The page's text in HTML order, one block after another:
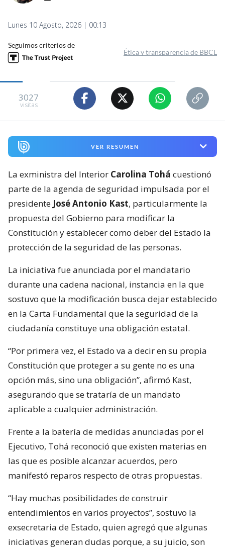
Lunes 10 Agosto, 2026 | 00:13
Seguimos criterios de
Ética y transparencia de BBCL
3027
visitas
VER RESUMEN
La exministra del Interior Carolina Tohá cuestionó
parte de la agenda de seguridad impulsada por el
presidente José Antonio Kast, particularmente la
propuesta del Gobierno para modificar la
Constitución y establecer como deber del Estado la
protección de la seguridad de las personas.
La iniciativa fue anunciada por el mandatario
durante una cadena nacional, instancia en la que
sostuvo que la modificación busca dejar establecido
en la Carta Fundamental que la seguridad de la
ciudadanía constituye una obligación estatal.
“Por primera vez, el Estado va a decir en su propia
Constitución que proteger a su gente no es una
opción más, sino una obligación”, afirmó Kast,
asegurando que se trataría de un mandato
aplicable a cualquier administración.
Frente a la batería de medidas anunciadas por el
Ejecutivo, Tohá reconoció que existen materias en
las que es posible alcanzar acuerdos, pero
manifestó reparos respecto de otras propuestas.
“Hay muchas posibilidades de construir
entendimientos en varios proyectos”, sostuvo la
exsecretaria de Estado, quien agregó que algunas
iniciativas generan dudas porque, a su juicio, son